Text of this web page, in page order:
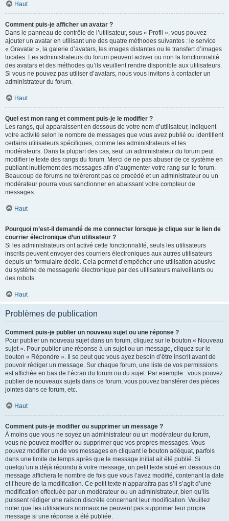
Haut
Comment puis-je afficher un avatar ?
Dans le panneau de contrôle de l’utilisateur, sous « Profil », vous pouvez
ajouter un avatar en utilisant une des quatre méthodes suivantes : le service
« Gravatar », la galerie d’avatars, les images distantes ou le transfert d’images
locales. Les administrateurs du forum peuvent activer ou non la fonctionnalité
des avatars et des méthodes qu’ils veuillent rendre disponible aux utilisateurs.
Si vous ne pouvez pas utiliser d’avatars, nous vous invitons à contacter un
administrateur du forum.
Haut
Quel est mon rang et comment puis-je le modifier ?
Les rangs, qui apparaissent en dessous de votre nom d’utilisateur, indiquent
votre activité selon le nombre de messages que vous avez publié ou identifient
certains utilisateurs spécifiques, comme les administrateurs et les
modérateurs. Dans la plupart des cas, seul un administrateur du forum peut
modifier le texte des rangs du forum. Merci de ne pas abuser de ce système en
publiant inutilement des messages afin d’augmenter votre rang sur le forum.
Beaucoup de forums ne toléreront pas ce procédé et un administrateur ou un
modérateur pourra vous sanctionner en abaissant votre compteur de
messages.
Haut
Pourquoi m’est-il demandé de me connecter lorsque je clique sur le lien de
courrier électronique d’un utilisateur ?
Si les administrateurs ont activé cette fonctionnalité, seuls les utilisateurs
inscrits peuvent envoyer des courriers électroniques aux autres utilisateurs
depuis un formulaire dédié. Cela permet d’empêcher une utilisation abusive
du système de messagerie électronique par des utilisateurs malveillants ou
des robots.
Haut
Problèmes de publication
Comment puis-je publier un nouveau sujet ou une réponse ?
Pour publier un nouveau sujet dans un forum, cliquez sur le bouton « Nouveau
sujet ». Pour publier une réponse à un sujet ou un message, cliquez sur le
bouton « Répondre ». Il se peut que vous ayez besoin d’être inscrit avant de
pouvoir rédiger un message. Sur chaque forum, une liste de vos permissions
est affichée en bas de l’écran du forum ou du sujet. Par exemple : vous pouvez
publier de nouveaux sujets dans ce forum, vous pouvez transférer des pièces
jointes dans ce forum, etc.
Haut
Comment puis-je modifier ou supprimer un message ?
À moins que vous ne soyez un administrateur ou un modérateur du forum,
vous ne pouvez modifier ou supprimer que vos propres messages. Vous
pouvez modifier un de vos messages en cliquant le bouton adéquat, parfois
dans une limite de temps après que le message initial ait été publié. Si
quelqu’un a déjà répondu à votre message, un petit texte situé en dessous du
message affichera le nombre de fois que vous l’avez modifié, contenant la date
et l’heure de la modification. Ce petit texte n’apparaîtra pas s’il s’agit d’une
modification effectuée par un modérateur ou un administrateur, bien qu’ils
puissent rédiger une raison discrète concernant leur modification. Veuillez
noter que les utilisateurs normaux ne peuvent pas supprimer leur propre
message si une réponse a été publiée.